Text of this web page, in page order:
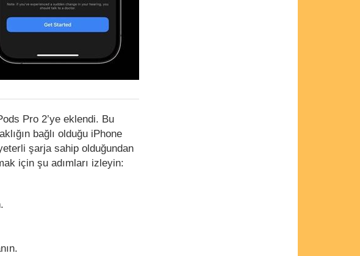
Pro 2’ye eklendi. Bu
bağlı olduğu iPhone
şarja sahip olduğundan
için şu adımları izleyin: